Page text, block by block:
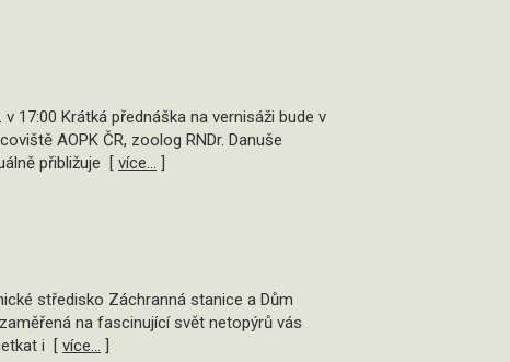
17:00 Krátká přednáška na vernisáži bude v
AOPK ČR, zoolog RNDr. Danuše
přibližuje [ více... ]
středisko Záchranná stanice a Dům
na fascinující svět netopýrů vás
i [ více... ]